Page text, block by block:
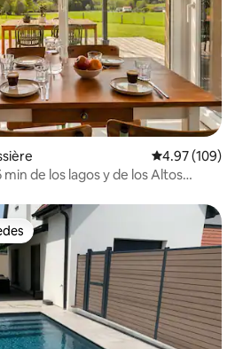
Calificación
4.97 (109)
de los lagos y de los Altos